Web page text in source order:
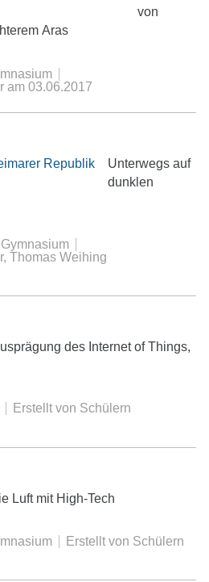
von
Aras
am 03.06.2017
Unterwegs auf
dunklen
Thomas Weihing
des Internet of Things,
Erstellt von Schülern
Luft mit High-Tech
Erstellt von Schülern